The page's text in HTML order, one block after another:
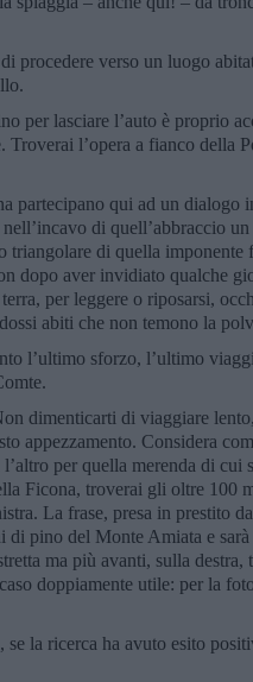
procedere verso un luogo
per lasciare l’auto è proprio
l’opera a fianco della
partecipano qui ad un dialogo
di quell’abbraccio un
di quella imponente
dopo aver invidiato qualche
per leggere o riposarsi,
abiti che non temono la
l’ultimo sforzo, l’ultimo
dimenticarti di viaggiare
appezzamento. Considera
per quella merenda di cui
Ficona, troverai gli oltre 100
La frase, presa in prestito
di pino del Monte Amiata e
ma più avanti, sulla destra,
doppiamente utile: per la
la ricerca ha avuto esito